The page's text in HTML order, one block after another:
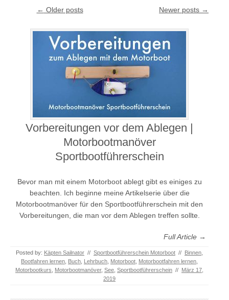
Post navigation
← Older posts Newer posts →
Vorbereitungen vor dem Ablegen |
Motorbootmanöver
Sportbootführerschein
Bevor man mit einem Motorboot ablegt gibt es einiges zu
beachten. Ich beginne meine Artikelserie über die
Motorbootmanöver für den Sportbootführerschein mit den
Vorbereitungen, die man vor dem Ablegen treffen sollte.
Full Article →
Posted by: Käpten Sailnator // Sportbootführerschein Motorboot // Binnen
Bootfahren lernen Buch Lehrbuch Motorboot Motorbootfahren lernen
Motorbootkurs
Motorbootmanöver, See Sportbootführerschein // März 17,
2019